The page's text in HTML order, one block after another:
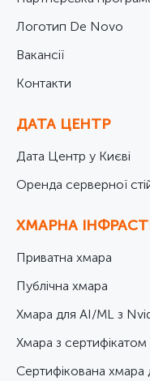
Логотип De Novo
Вакансії
Контакти
ДАТА ЦЕНТР
Дата Центр у Києві
Оренда серверної
ХМАРНА
Приватна хмара
Публічна хмара
Хмара для AI/ML з
Хмара з сертифікатом
Cертифікована хмара